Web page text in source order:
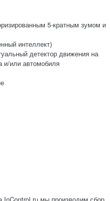
5-кратным зумом и
интеллект)
детектор движения на
и/или автомобиля